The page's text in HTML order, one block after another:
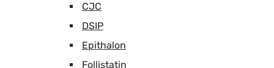
CJC
DSIP
Epithalon
Follistatin